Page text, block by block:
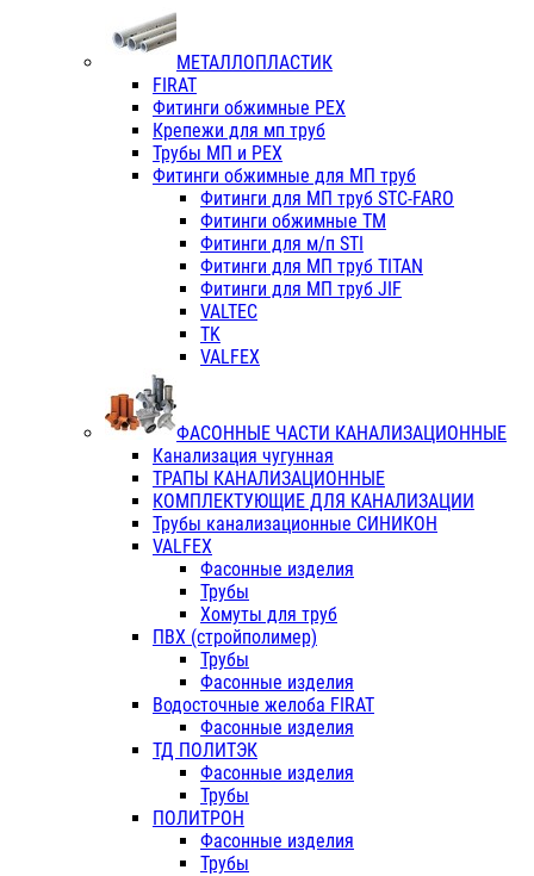
МЕТАЛЛОПЛАСТИК
FIRAT
Фитинги обжимные PEX
Крепежи для мп труб
Трубы МП и PEX
Фитинги обжимные для МП труб
Фитинги для МП труб STC-FARO
Фитинги обжимные ТМ
Фитинги для м/п STI
Фитинги для МП труб TITAN
Фитинги для МП труб JIF
VALTEC
TK
VALFEX
ФАСОННЫЕ ЧАСТИ КАНАЛИЗАЦИОННЫЕ
Канализация чугунная
ТРАПЫ КАНАЛИЗАЦИОННЫЕ
КОМПЛЕКТУЮЩИЕ ДЛЯ КАНАЛИЗАЦИИ
Трубы канализационные СИНИКОН
VALFEX
Фасонные изделия
Трубы
Хомуты для труб
ПВХ (стройполимер)
Трубы
Фасонные изделия
Водосточные желоба FIRAT
Фасонные изделия
ТД ПОЛИТЭК
Фасонные изделия
Трубы
ПОЛИТРОН
Фасонные изделия
Трубы